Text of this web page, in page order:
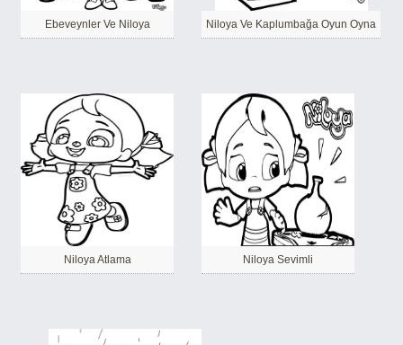
Ebeveynler Ve Niloya Niloya Ve Kaplumbağa Oyun Oyna
Niloya Atlama Niloya Sevimli